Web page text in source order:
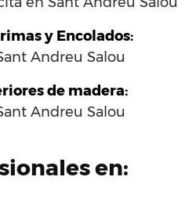
y Encolados:
Andreu Salou
de madera:
Andreu Salou
en: